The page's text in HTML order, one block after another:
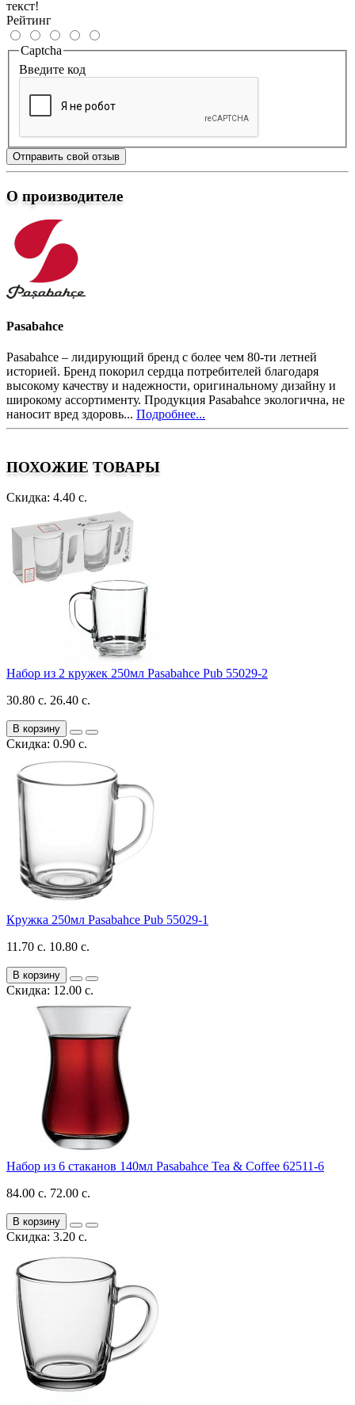
текст!
Рейтинг
Captcha
Введите код
Отправить свой отзыв
О производителе
Pasabahce
Pasabahce – лидирующий бренд с более чем 80-ти летней
историей. Бренд покорил сердца потребителей благодаря
высокому качеству и надежности, оригинальному дизайну и
широкому ассортименту. Продукция Pasabahce экологична, не
наносит вред здоровь... Подробнее...
ПОХОЖИЕ ТОВАРЫ
Скидка: 4.40 с.
Набор из 2 кружек 250мл Pasabahce Pub 55029-2
30.80 с. 26.40 с.
В корзину
Скидка: 0.90 с.
Кружка 250мл Pasabahce Pub 55029-1
11.70 с. 10.80 с.
В корзину
Скидка: 12.00 с.
Набор из 6 стаканов 140мл Pasabahce Tea & Coffee 62511-6
84.00 с. 72.00 с.
В корзину
Скидка: 3.20 с.